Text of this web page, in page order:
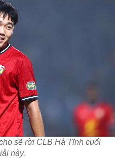
sẽ rời CLB Hà Tĩnh cuối
này.